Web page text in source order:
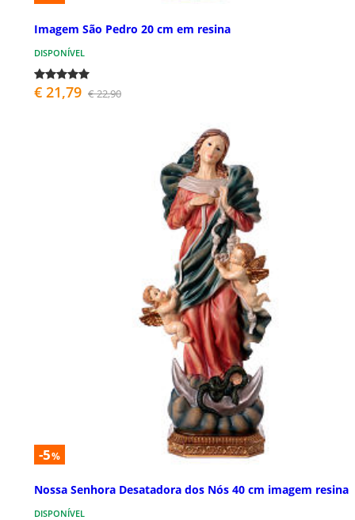
Imagem São Pedro 20 cm em resina
DISPONÍVEL
€ 21,79 € 22,90
-5%
Nossa Senhora Desatadora dos Nós 40 cm imagem resina
DISPONÍVEL